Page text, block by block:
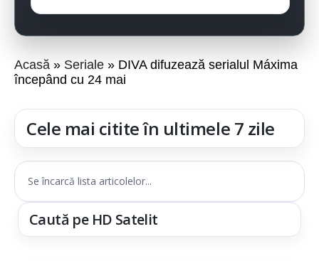
Acasă Seriale
DIVA difuzează serialul Máxima
începând cu 24 mai
Cele mai citite în ultimele 7 zile
Se încarcă lista articolelor...
Caută pe HD Satelit